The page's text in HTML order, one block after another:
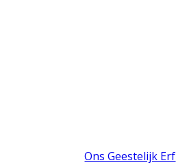
Ons Geestelijk Erf